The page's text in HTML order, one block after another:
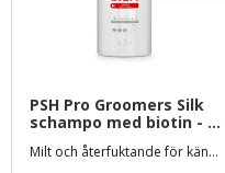
PSH Pro Groomers Silk
schampo med biotin - 1
Milt och återfuktande för känslig päls och hud